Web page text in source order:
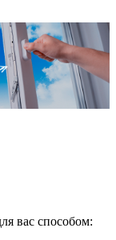
вас способом: